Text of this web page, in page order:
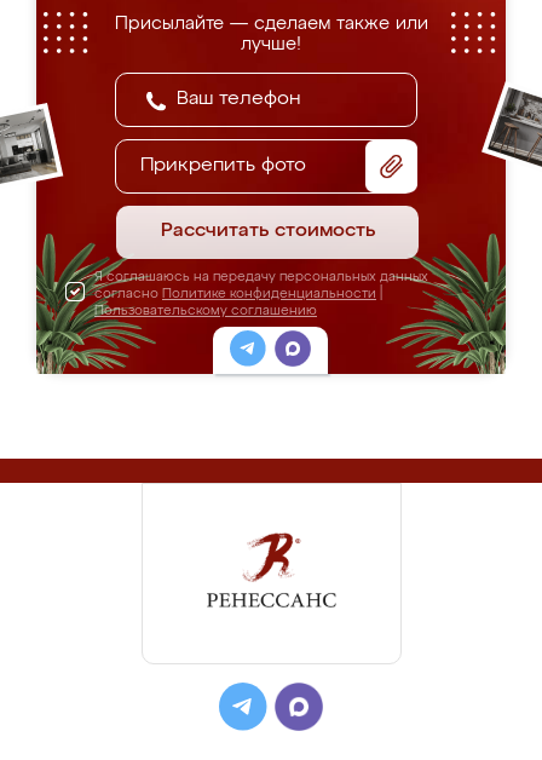
Присылайте — сделаем также или
лучше!
Прикрепить фото
Рассчитать стоимость
Я соглашаюсь на передачу персональных данных
согласно Политике конфиденциальности
Пользовательскому соглашению